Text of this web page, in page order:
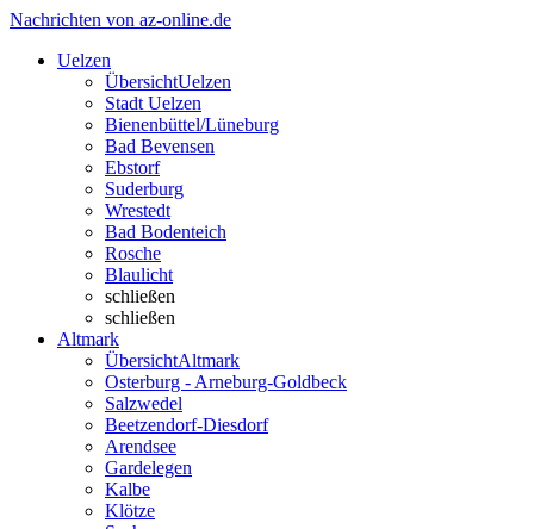
Nachrichten von az-online.de
Uelzen
ÜbersichtUelzen
Stadt Uelzen
Bienenbüttel/Lüneburg
Bad Bevensen
Ebstorf
Suderburg
Wrestedt
Bad Bodenteich
Rosche
Blaulicht
schließen
schließen
Altmark
ÜbersichtAltmark
Osterburg - Arneburg-Goldbeck
Salzwedel
Beetzendorf-Diesdorf
Arendsee
Gardelegen
Kalbe
Klötze